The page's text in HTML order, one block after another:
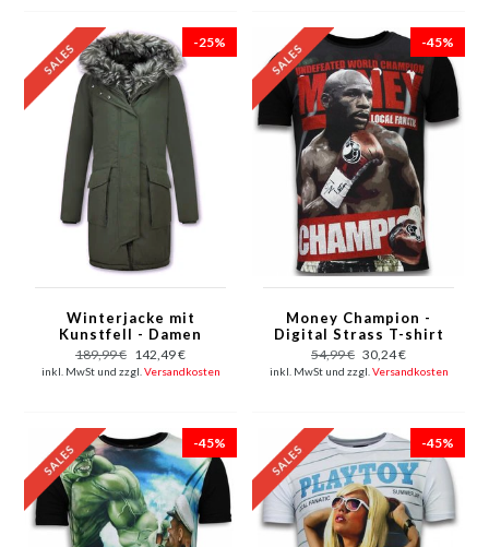
-25%
Winterjacke mit
Kunstfell - Damen
Parka - Grün
189,99 € 142,49 €
inkl. MwSt und zzgl. Versandkosten
-45%
Money Champion -
Digital Strass T-shirt
- Schwarz
54,99 € 30,24 €
inkl. MwSt und zzgl. Versandkosten
-45% -45%